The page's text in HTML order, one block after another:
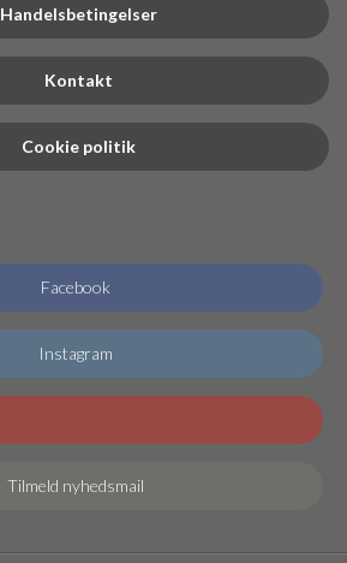
Handelsbetingelser
Kontakt
Cookie politik
Facebook
Instagram
Tilmeld nyhedsmail